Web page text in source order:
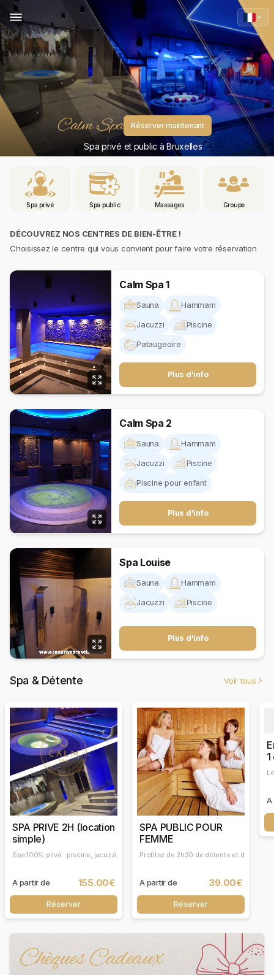
Calm Spa Réserver maintenant
Spa privé et public à Bruxelles
Spa privé Spa public Massages Groupe
DÉCOUVREZ NOS CENTRES DE BIEN-ÊTRE !
Choisissez le centre qui vous convient pour faire votre réservation
Calm Spa 1
Sauna Hammam
Jacuzzi Piscine
Pataugeoire
Plus d'info
Calm Spa 2
Sauna Hammam
Jacuzzi Piscine
Piscine pour enfant
Plus d'info
Spa Louise
Sauna Hammam
Jacuzzi Piscine
Plus d'info
Spa & Détente Voir tous
SPA PRIVE 2H (location
simple)
Spa 100% privé : piscine, jacuzzi, sauna, hammam et piscine enfant. Formule
A partir de 155.00€
Réserver
SPA PUBLIC POUR
FEMME
Profitez de 2h30 de détente et de
A partir de 39.00€
Réserver
A
Chèques Cadeaux